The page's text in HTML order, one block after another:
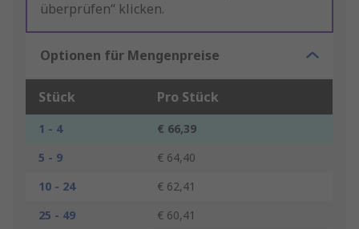
überprüfen“ klicken.
Optionen für Mengenpreise
Stück Pro Stück
1 - 4
€ 66,39
5 - 9
€ 64,40
10 - 24
€ 62,41
25 - 49
€ 60,41